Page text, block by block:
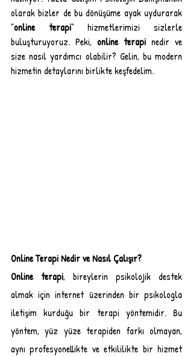
olarak bizler de bu dönüşüme ayak uydurarak
"online terapi" hizmetlerimizi sizlerle
buluşturuyoruz. Peki, online terapi nedir ve
size nasıl yardımcı olabilir? Gelin, bu modern
hizmetin detaylarını birlikte keşfedelim.
Online Terapi Nedir ve Nasıl Çalışır?
Online terapi, bireylerin psikolojik destek
almak için internet üzerinden bir psikologla
iletişim kurduğu bir terapi yöntemidir. Bu
yöntem, yüz yüze terapiden farkı olmayan,
aynı profesyonellikte ve etkililikte bir hizmet